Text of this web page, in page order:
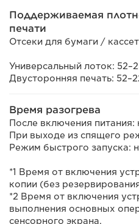
Поддерживаемая
печати
Отсеки для бумаги /
Универсальный лоток:
Двусторонняя печать:
Время разогрева
После включения питания:
При выходе из спящего
Режим быстрого запуска:
*1 Время от включения
копии (без
*2 Время от включения
выполнения основных
сенсорного экрана.